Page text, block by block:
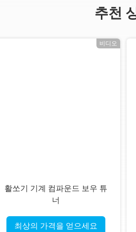
추천
비디오
활쏘기 기계 컴파운드 보우 튜
너
최상의 가격을 얻으세요